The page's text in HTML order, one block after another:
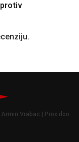
protiv
Vrabac | Prox doo